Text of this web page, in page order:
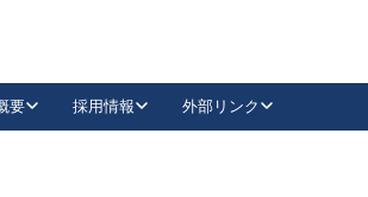
要 採用情報 外部リンク